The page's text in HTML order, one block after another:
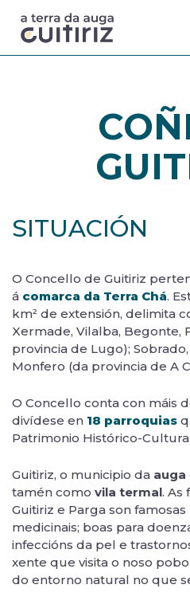
Comer e durmir
SITUACIÓN
O Concello de Guitiriz
á comarca da Terra Chá.
km² de extensión, delimita
Xermade, Vilalba, Begonte,
provincia de Lugo);
Monfero (da provincia de A
O Concello conta con máis
divídese en 18 parroquias
Patrimonio Histórico-
Guitiriz, o municipio da auga
tamén como vila termal. As
Guitiriz e Parga son
medicinais; boas para
infeccións da pel e
xente que visita o noso
do entorno natural no que